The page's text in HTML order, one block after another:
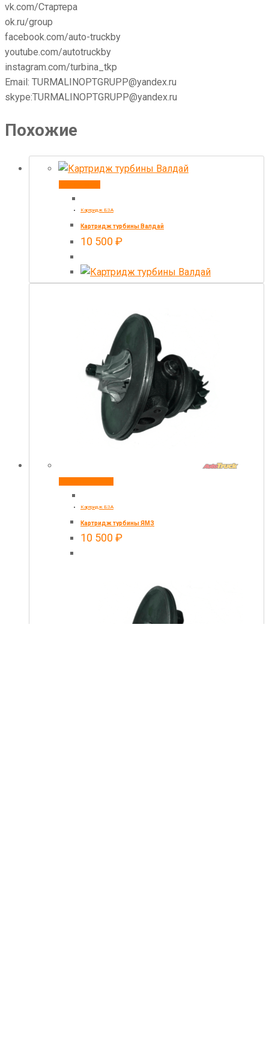
vk.com/Стартера
ok.ru/group
facebook.com/auto-truckby
youtube.com/autotruckby
instagram.com/turbina_tkp
Email: TURMALINOPTGRUPP@yandex.ru
skype:TURMALINOPTGRUPP@yandex.ru
Похожие
Картридж БЗА
Картридж турбины Валдай
10 500 ₽
Картридж БЗА
Картридж турбины ЯМЗ
10 500 ₽